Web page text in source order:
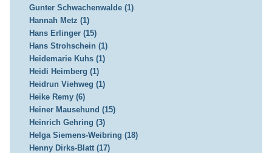
Gunter Schwachenwalde (1)
Hannah Metz (1)
Hans Erlinger (15)
Hans Strohschein (1)
Heidemarie Kuhs (1)
Heidi Heimberg (1)
Heidrun Viehweg (1)
Heike Remy (6)
Heiner Mausehund (15)
Heinrich Gehring (3)
Helga Siemens-Weibring (18)
Henny Dirks-Blatt (17)